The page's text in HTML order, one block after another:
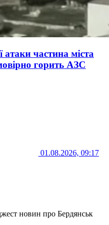
атаки частина міста
горить АЗС
01.08.2026, 09:17
новин про Бердянськ